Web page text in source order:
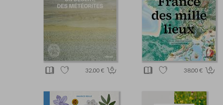
32.00 € 38.00 €